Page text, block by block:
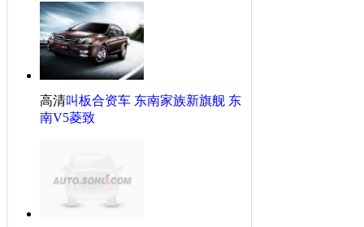
高清叫板合资车 东南家族新旗舰 东
南V5菱致